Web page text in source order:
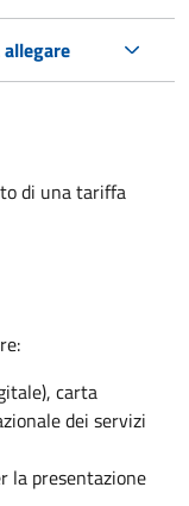
di una tariffa
carta
dei servizi
la presentazione